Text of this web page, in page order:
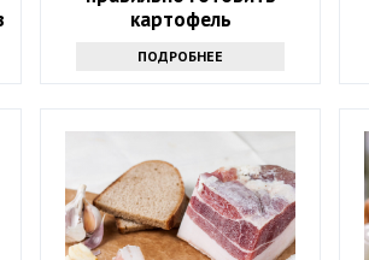
картофель
ПОДРОБНЕЕ